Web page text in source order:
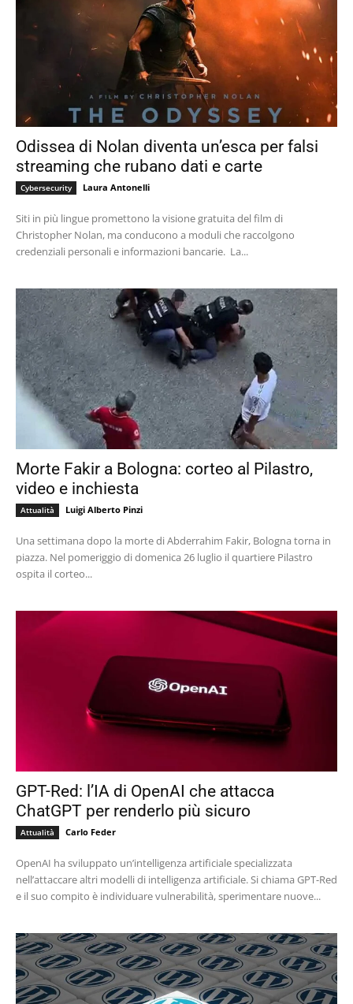
Odissea di Nolan diventa un’esca per falsi
streaming che rubano dati e carte
Cybersecurity Laura Antonelli
Siti in più lingue promettono la visione gratuita del film di
Christopher Nolan, ma conducono a moduli che raccolgono
credenziali personali e informazioni bancarie. La...
Morte Fakir a Bologna: corteo al Pilastro,
video e inchiesta
Attualità Luigi Alberto Pinzi
Una settimana dopo la morte di Abderrahim Fakir, Bologna torna in
piazza. Nel pomeriggio di domenica 26 luglio il quartiere Pilastro
ospita il corteo...
GPT-Red: l’IA di OpenAI che attacca
ChatGPT per renderlo più sicuro
Attualità Carlo Feder
OpenAI ha sviluppato un’intelligenza artificiale specializzata
nell’attaccare altri modelli di intelligenza artificiale. Si chiama GPT-Red
e il suo compito è individuare vulnerabilità, sperimentare nuove...